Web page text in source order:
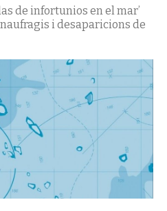
de infortunios en el mar’
i desaparicions de